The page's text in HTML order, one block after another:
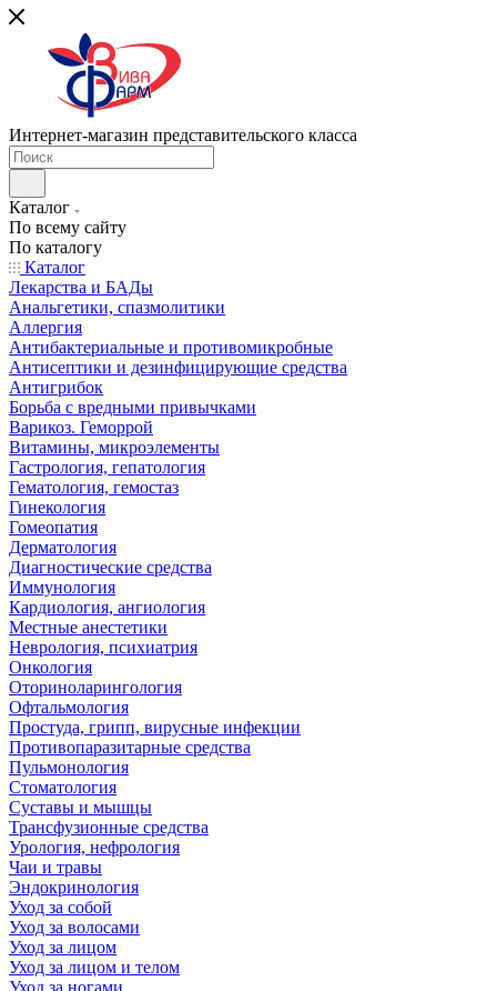
Интернет-магазин представительского класса
Каталог
По всему сайту
По каталогу
Каталог
Лекарства и БАДы
Анальгетики, спазмолитики
Аллергия
Антибактериальные и противомикробные
Антисептики и дезинфицирующие средства
Антигрибок
Борьба с вредными привычками
Варикоз. Геморрой
Витамины, микроэлементы
Гастрология, гепатология
Гематология, гемостаз
Гинекология
Гомеопатия
Дерматология
Диагностические средства
Иммунология
Кардиология, ангиология
Местные анестетики
Неврология, психиатрия
Онкология
Оториноларингология
Офтальмология
Простуда, грипп, вирусные инфекции
Противопаразитарные средства
Пульмонология
Стоматология
Суставы и мышцы
Трансфузионные средства
Урология, нефрология
Чаи и травы
Эндокринология
Уход за собой
Уход за волосами
Уход за лицом
Уход за лицом и телом
Уход за ногами